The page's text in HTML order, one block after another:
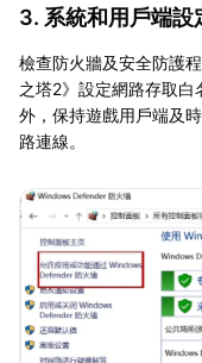
3. 系統和用戶端設
檢查防火牆及安全防護
之塔2》設定網路存取
外，保持遊戲用戶端及
路連線。